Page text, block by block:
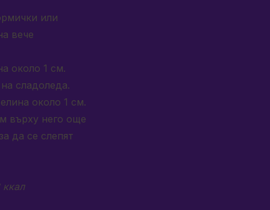
или
вече
около 1 см.
сладоледа.
около 1 см.
върху него още
да се слепят
ккал